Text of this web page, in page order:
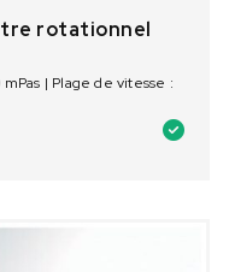
rotationnel
| Plage de vitesse :